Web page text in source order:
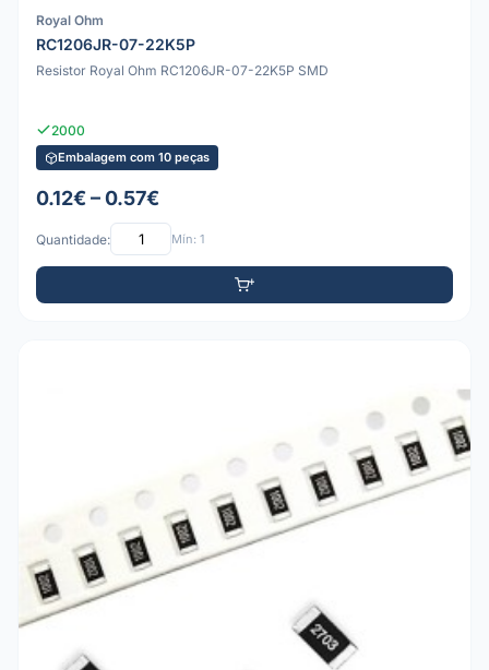
Royal Ohm
RC1206JR-07-22K5P
Resistor Royal Ohm RC1206JR-07-22K5P SMD
2000
Embalagem com 10 peças
0.12€ – 0.57€
Quantidade: Mín: 1